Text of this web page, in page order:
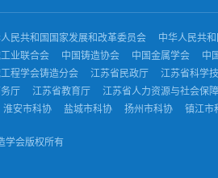
民共和国国家发展和改革委员会
中华人民共
业联合会 中国铸造协会 中国金属学会
中
程学会铸造分会 江苏省民政厅
江苏省科学
厅 江苏省教育厅
江苏省人力资源与社会保
淮安市科协 盐城市科协 扬州市科协 镇江市
会版权所有